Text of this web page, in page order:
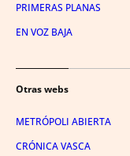
PRIMERAS PLANAS
EN VOZ BAJA
Otras webs
METRÓPOLI ABIERTA
CRÓNICA VASCA